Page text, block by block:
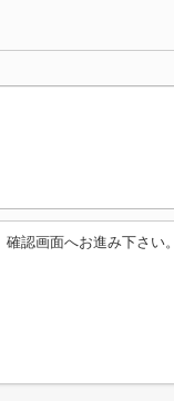
認画面へお進み下さい。